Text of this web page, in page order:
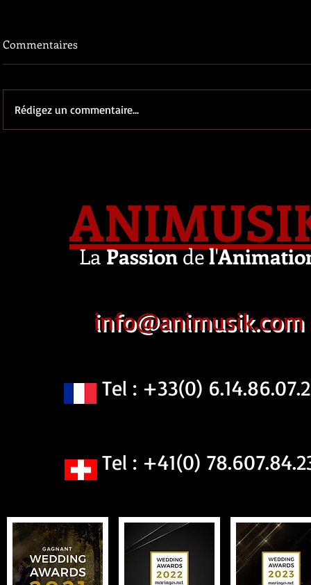
Commentaires
Rédigez un commentaire...
LaPassiondel'
info@animusik.com
Tel : +33(0)
Tel : +41(0)